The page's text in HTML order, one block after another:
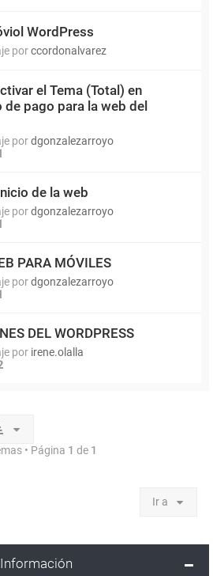
WordPress
porccordonalvarez
el Tema (Total) en
de pago para la web del
pordgonzalezarroyo
de la web
pordgonzalezarroyo
PARA MÓVILES
pordgonzalezarroyo
DEL WORDPRESS
por irene.olalla
• Página 1 de 1
Ir a
Información